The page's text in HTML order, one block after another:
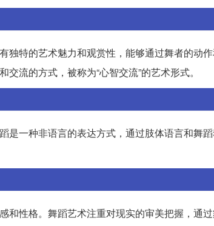
独特的艺术魅力和观赏性，能够通过舞者的动
流的方式，被称为“心智交流”的艺术形式。
是一种非语言的表达方式，通过肢体语言和舞
和性格。舞蹈艺术注重对现实的审美把握，通